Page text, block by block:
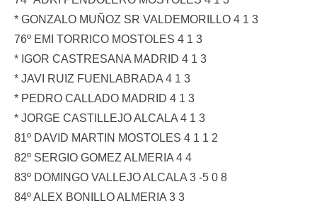
* GONZALO MUÑOZ SR VALDEMORILLO 4 1 3
76º EMI TORRICO MOSTOLES 4 1 3
* IGOR CASTRESANA MADRID 4 1 3
* JAVI RUIZ FUENLABRADA 4 1 3
* PEDRO CALLADO MADRID 4 1 3
* JORGE CASTILLEJO ALCALA 4 1 3
81º DAVID MARTIN MOSTOLES 4 1 1 2
82º SERGIO GOMEZ ALMERIA 4 4
83º DOMINGO VALLEJO ALCALA 3 -5 0 8
84º ALEX BONILLO ALMERIA 3 3